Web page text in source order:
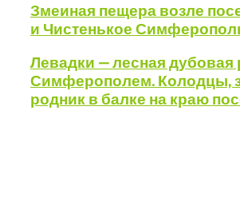
Змеиная пещера возле
и Чистенькое
Левадки — лесная
Симферополем. Колодцы,
родник в балке на краю